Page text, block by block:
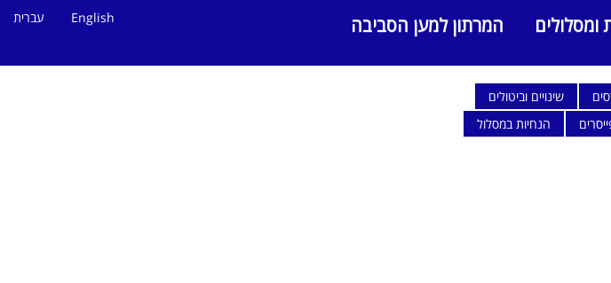
ומסלולים
המרתון למען הסביבה
English עברית
שינויים וביטולים
הנחיות במסלול